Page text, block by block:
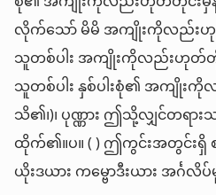
လိုက်သော် မိမိ အကျိုးကိုလည်းဟု
သူတစ်ပါး အကျိုးကိုလည်းဟုတ်တို
သူတစ်ပါး နှစ်ပါးစုံ၏ အကျိုး
သိ၏၊)၊ ပုဏ္ဏား ဤသို့လျှင်တရ
ထိုက်၏။ပ။ ( ) ဤကွင်းအတွင်းရှိ
ယိုးဒယား ကမ္ဗောဒီးယား အင်္ဂလိ